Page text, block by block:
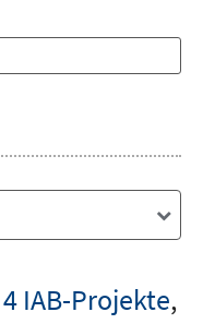
4 IAB-Projekte,